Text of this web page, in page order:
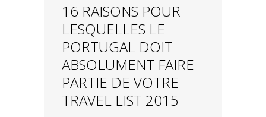
16 RAISONS POUR
LESQUELLES LE
PORTUGAL DOIT
ABSOLUMENT FAIRE
PARTIE DE VOTRE
TRAVEL LIST 2015